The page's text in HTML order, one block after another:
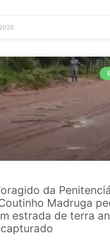
da
Madruga
estrada de terra